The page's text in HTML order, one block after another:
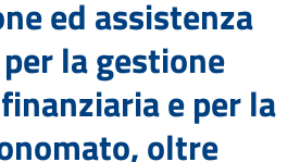
ed assistenza
la gestione
e per la
oltre